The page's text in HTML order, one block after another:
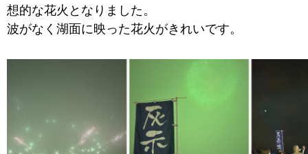
想的な花火となりました。
波がなく湖面に映った花火がきれいです。